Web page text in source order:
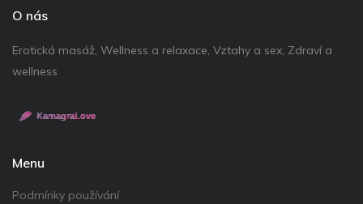
O nás
Erotická masáž, Wellness a relaxace, Vztahy a sex, Zdraví a
wellness
Menu
Podmínky používání